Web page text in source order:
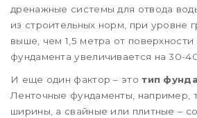
дренажные системы для отвода
из строительных норм, при уровне
выше, чем 1,5 метра от
фундамента увеличивается на 30-
И еще один фактор – этотип
Ленточные фундаменты, например,
ширины, а свайные или плитные –